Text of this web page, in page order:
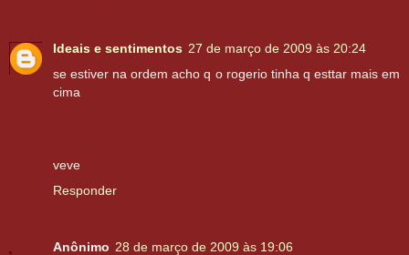
Ideais e sentimentos 27 de março de 2009 às 20:24
se estiver na ordem acho q o rogerio tinha q esttar mais em
cima
veve
Responder
Anônimo 28 de março de 2009 às 19:06